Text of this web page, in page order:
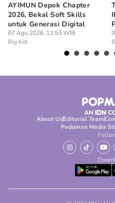
AYIMUN Depok Chapter
2026, Bekal Soft Skills
untuk Generasi Digital
07 Agu 2026, 11:53 WIB
Big Kid
About UsEditorial Team
Pedoman Media